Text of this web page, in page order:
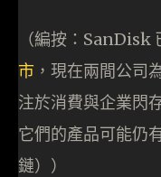
（編按：SanDisk
市 ，現在兩間公司
注於消費與企業閃
它們的產品可能仍
鏈））